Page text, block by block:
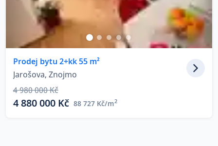
Prodej bytu 2+kk 55 m²
Jarošova, Znojmo
4 980 000 Kč
4 880 000 Kč 88 727 Kč/m2